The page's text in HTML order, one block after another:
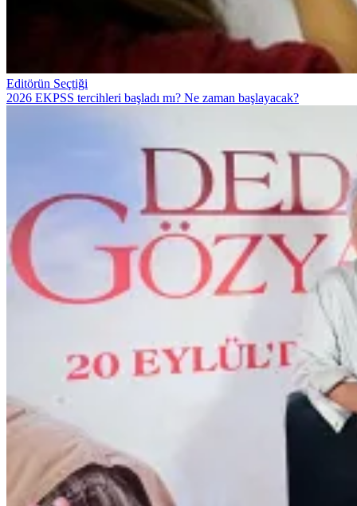
Editörün Seçtiği
2026 EKPSS tercihleri başladı mı? Ne zaman başlayacak?